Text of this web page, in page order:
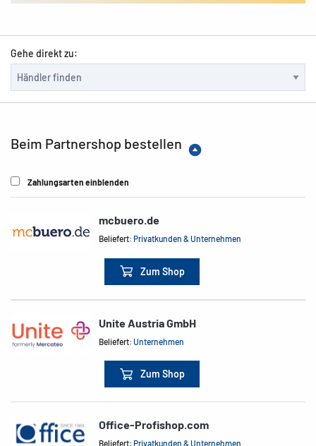
Gehe direkt zu:
Beim Partnershop bestellen
Zahlungsarten einblenden
mcbuero.de
Beliefert:Privatkunden & Unternehmen
Zum Shop
Unite Austria GmbH
Beliefert:Unternehmen
Zum Shop
Office-Profishop.com
Beliefert:Privatkunden & Unternehmen